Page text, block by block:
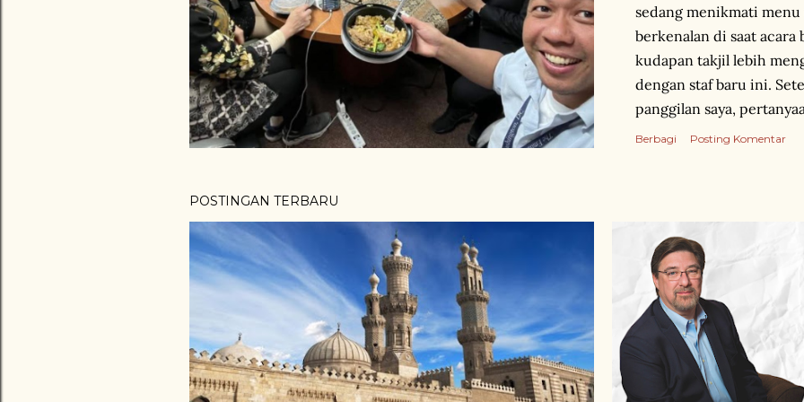
a
n
sedang menikmati
berkenalan di saat acara
kudapan takjil lebih
dengan staf baru ini.
panggilan saya,
cepat: “Lu bisa ngedit
tersebut. Apakah yang
trim video , atau editing
konten video Bu Retno
Menteri Luar Negeri.
Berbagi Posting Komentar
POSTINGAN TERBARU